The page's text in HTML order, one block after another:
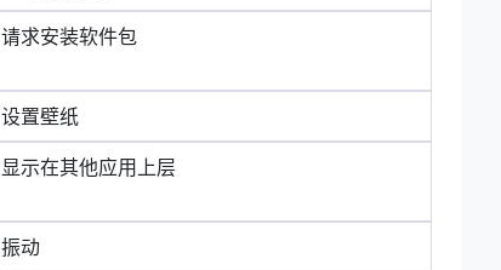
请求安装软件包
设置壁纸
显示在其他应用上层
振动